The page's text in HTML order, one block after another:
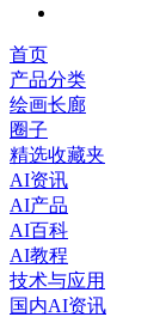
首页
产品分类
绘画长廊
圈子
精选收藏夹
AI资讯
AI产品
AI百科
AI教程
技术与应用
国内AI资讯